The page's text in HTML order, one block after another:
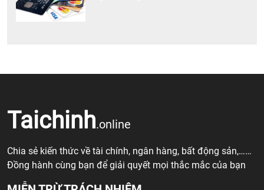
Taichinh.online
Chia sẻ kiến thức về tài chính, ngân hàng, bất động sản,……
Đồng hành cùng bạn để giải quyết mọi thắc mắc của bạn